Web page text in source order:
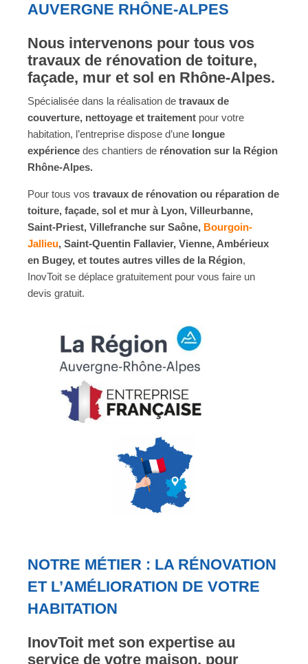
AUVERGNE RHÔNE-ALPES
Nous intervenons pour tous vos
travaux de rénovation de toiture,
façade, mur et sol en Rhône-Alpes.
Spécialisée dans la réalisation de travaux de
couverture, nettoyage et traitement pour votre
habitation, l’entreprise dispose d’une longue
expérience des chantiers de rénovation sur la Région
Rhône-Alpes.
Pour tous vos travaux de rénovation ou réparation de
toiture, façade, sol et mur à Lyon, Villeurbanne,
Saint-Priest, Villefranche sur Saône, Bourgoin-
Jallieu, Saint-Quentin Fallavier, Vienne, Ambérieux
en Bugey, et toutes autres villes de la Région,
InovToit se déplace gratuitement pour vous faire un
devis gratuit.
NOTRE MÉTIER : LA RÉNOVATION
ET L’AMÉLIORATION DE VOTRE
HABITATION
InovToit met son expertise au
service de votre maison, pour